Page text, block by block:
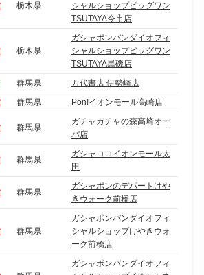
栃木県
シャルショップビッグワン
TSUTAYA今市店
栃木県
ガシャポンバンダイオフィ
シャルショップビッグワン
TSUTAYA黒磯店
群馬県
万代書店 伊勢崎店
群馬県 Pon!イオンモール高崎店
群馬県
ガチャガチャの森高崎オー
パ店
群馬県
ガシャココイオンモール太
田
群馬県
ガシャポンのデパートけや
きウォーク前橋店
群馬県
ガシャポンバンダイオフィ
シャルショップけやきウォ
ーク前橋店
ガシャポンバンダイオフィ